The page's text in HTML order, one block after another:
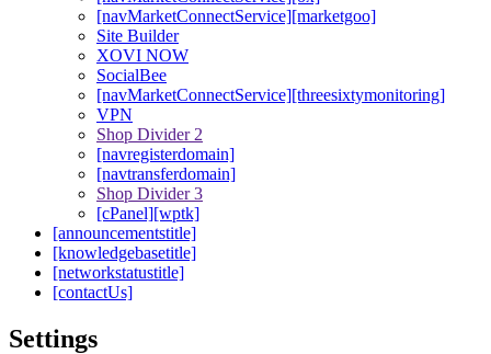
[navMarketConnectService][marketgoo]
Site Builder
XOVI NOW
SocialBee
[navMarketConnectService][threesixtymonitoring]
VPN
Shop Divider 2
[navregisterdomain]
[navtransferdomain]
Shop Divider 3
[cPanel][wptk]
[announcementstitle]
[knowledgebasetitle]
[networkstatustitle]
[contactUs]
Settings